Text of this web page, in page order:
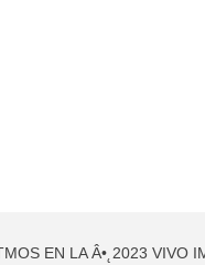
EN LA Â•˛2023 VIVO